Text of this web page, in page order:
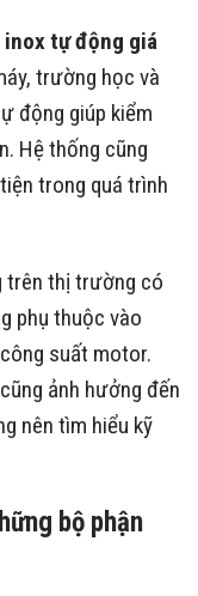
inox tự động giá
trường học và
động giúp kiểm
Hệ thống cũng
trong quá trình
trên thị trường có
phụ thuộc vào
suất motor.
ảnh hưởng đến
nên tìm hiểu kỹ
bộ phận